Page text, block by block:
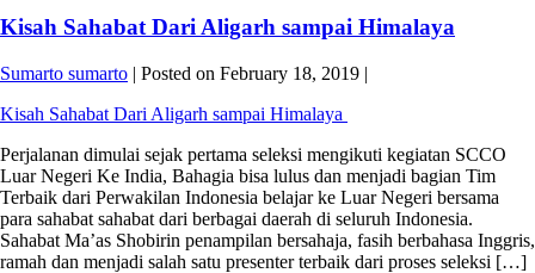
Kisah Sahabat Dari Aligarh sampai Himalaya
Sumarto sumarto | Posted on February 18, 2019 |
Kisah Sahabat Dari Aligarh sampai Himalaya
Perjalanan dimulai sejak pertama seleksi mengikuti kegiatan SCCO
Luar Negeri Ke India, Bahagia bisa lulus dan menjadi bagian Tim
Terbaik dari Perwakilan Indonesia belajar ke Luar Negeri bersama
para sahabat sahabat dari berbagai daerah di seluruh Indonesia.
Sahabat Ma’as Shobirin penampilan bersahaja, fasih berbahasa Inggris,
ramah dan menjadi salah satu presenter terbaik dari proses seleksi […]